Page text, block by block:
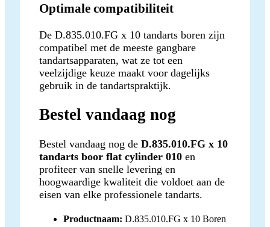
Optimale compatibiliteit
De D.835.010.FG x 10 tandarts boren zijn
compatibel met de meeste gangbare
tandartsapparaten, wat ze tot een
veelzijdige keuze maakt voor dagelijks
gebruik in de tandartspraktijk.
Bestel vandaag nog
Bestel vandaag nog de D.835.010.FG x 10
tandarts boor flat cylinder 010 en
profiteer van snelle levering en
hoogwaardige kwaliteit die voldoet aan de
eisen van elke professionele tandarts.
Productnaam: D.835.010.FG x 10 Boren